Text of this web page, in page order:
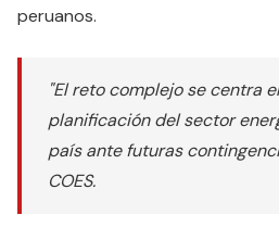
peruanos.
"El reto complejo se centra
planificación del sector
país ante futuras
COES.